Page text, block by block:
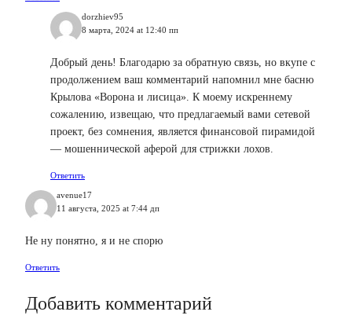
dorzhiev95
8 марта, 2024 at 12:40 пп
Добрый день! Благодарю за обратную связь, но вкупе с
продолжением ваш комментарий напомнил мне басню
Крылова «Ворона и лисица». К моему искреннему
сожалению, извещаю, что предлагаемый вами сетевой
проект, без сомнения, является финансовой пирамидой
— мошеннической аферой для стрижки лохов.
Ответить
avenue17
11 августа, 2025 at 7:44 дп
Не ну понятно, я и не спорю
Ответить
Добавить комментарий